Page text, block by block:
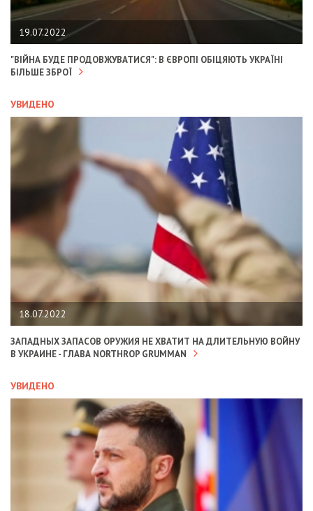
19.07.2022
"ВІЙНА БУДЕ ПРОДОВЖУВАТИСЯ": В ЄВРОПІ ОБІЦЯЮТЬ УКРАЇНІ
БІЛЬШЕ ЗБРОЇ
УВИДЕНО
18.07.2022
ЗАПАДНЫХ ЗАПАСОВ ОРУЖИЯ НЕ ХВАТИТ НА ДЛИТЕЛЬНУЮ ВОЙНУ
В УКРАИНЕ - ГЛАВА NORTHROP GRUMMAN
УВИДЕНО